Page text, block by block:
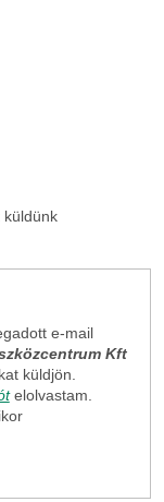
küldünk
e-mail
Kft
küldjön.
elolvastam.